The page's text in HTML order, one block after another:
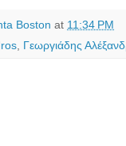
Boston at 11:34 PM
, Γεωργιάδης